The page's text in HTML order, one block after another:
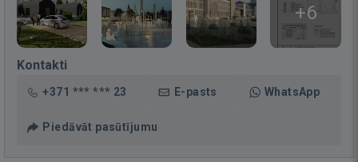
+6
Kontakti
+371 *** *** 23 E-pasts WhatsApp
Piedāvāt pasūtījumu